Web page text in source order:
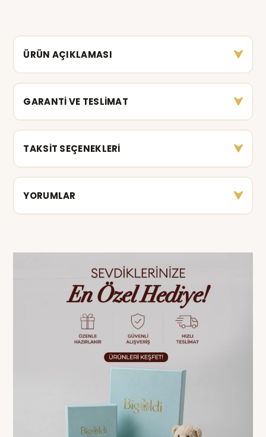
ÜRÜN AÇIKLAMASI
GARANTİ VE TESLİMAT
TAKSİT SEÇENEKLERİ
YORUMLAR